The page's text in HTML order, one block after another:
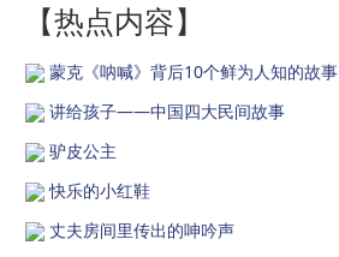
【热点内容】
蒙克《呐喊》背后10个鲜为人知的故事
讲给孩子——中国四大民间故事
驴皮公主
快乐的小红鞋
丈夫房间里传出的呻吟声